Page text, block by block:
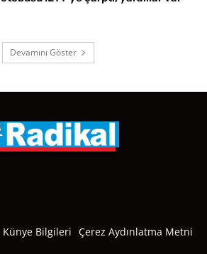
Devamını Göster
Künye Bilgileri Çerez Aydınlatma Metni